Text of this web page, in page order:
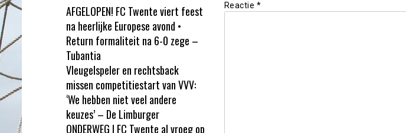
Reactie *
AFGELOPEN! FC Twente viert feest
na heerlijke Europese avond •
Return formaliteit na 6-0 zege –
Tubantia
Vleugelspeler en rechtsback
missen competitiestart van VVV:
‘We hebben niet veel andere
keuzes’ – De Limburger
ONDERWEG | FC Twente al vroeg op